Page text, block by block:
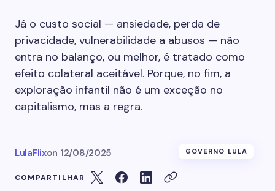
Já o custo social — ansiedade, perda de
privacidade, vulnerabilidade a abusos — não
entra no balanço, ou melhor, é tratado como
efeito colateral aceitável. Porque, no fim, a
exploração infantil não é um exceção no
capitalismo, mas a regra.
LulaFlixon 12/08/2025 GOVERNO LULA
COMPARTILHAR